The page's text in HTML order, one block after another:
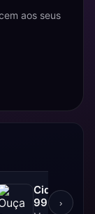
aos seus
Cidade FM -
99.3 FM
›